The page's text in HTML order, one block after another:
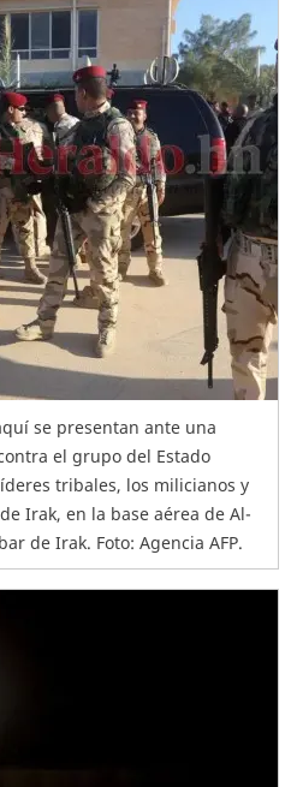
se presentan ante una
el grupo del Estado
tribales, los milicianos y
Irak, en la base aérea de Al-
de Irak. Foto: Agencia AFP.